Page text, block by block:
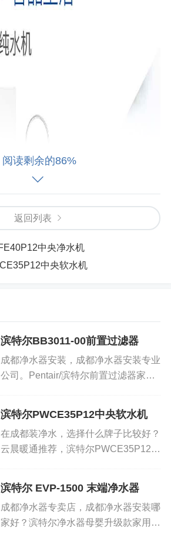
阅读剩余的86%
返回列表
中央净水机
中央软水机
滨特尔BB3011-00前置过滤器
成都净水器安装，成都净水器安装专业
公司。Pentair/滨特尔前置过滤器家用
高密度过滤，316不锈钢过滤网，反冲
式冲洗，瞬...
滨特尔PWCE35P12中央软水机
在成都装净水，选择什么牌子比较好？
云晨暖通推荐，滨特尔PWCE35P12中
作简单，屏幕超大显示，全自动电子控
制阀，产水...
滨特尔 EVP-1500 末端净水器
成都净水器专卖店，成都净水器安装哪
家好？滨特尔净水器母婴升级款家用滨